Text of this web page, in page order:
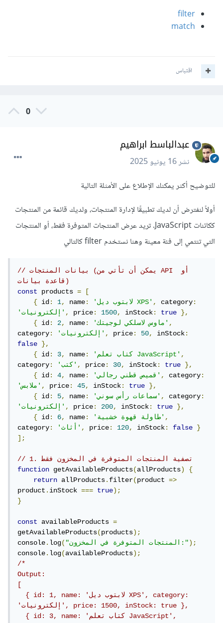
filter
match
اقتباس
0
عبدالباسط ابراهيم
نشر16 يونيو 2025
للتوضيح أكثر يمكنك الإطلاع على الأمثلة التالية
أولاً لنفترض أن لديك تطبيقًا لإدارة المنتجات، ولديك قائمة من المنتجات
ككائنات JavaScript. تريد عرض المنتجات المتوفرة فقط، أو المنتجات
التي تنتمي إلى فئة معينة وهنا نستخدم filter كالتالي
// بيانات المنتجات (يمكن أن تأتي من API أو
قاعدة بيانات)
const
products =
[
{ id: 1, name: 'لابتوب ديل XPS', category:
'إلكترونيات', price: 1500, inStock: true
},
{ id: 2, name: 'ماوس لاسلكي لوجيتك',
category: 'إلكترونيات', price: 50, inStock:
false
},
{ id: 3, name: 'كتاب تعلم JavaScript',
category: 'كتب', price: 30, inStock: true
},
{ id: 4, name: 'قميص قطني رجالي', category:
'ملابس', price: 45, inStock: true
},
{ id: 5, name: 'سماعات رأس سوني', category:
'إلكترونيات', price: 200, inStock: true
},
{ id: 6, name: 'طاولة قهوة خشبية',
category: 'أثاث', price: 120, inStock: false
}
];
// 1. تصفية المنتجات المتوفرة في المخزون فقط
function getAvailableProducts(allProducts)
{
return allProducts.filter(product =>
product.inStock === true);
}
const availableProducts =
getAvailableProducts(products);
console.log( "المنتجات المتوفرة في المخزون:");
console.log(availableProducts);
/*
Output:
[
  { id: 1, name: 'لابتوب ديل XPS', category:
'إلكترونيات', price: 1500, inStock: true },
  { id: 3, name: 'كتاب تعلم JavaScript',